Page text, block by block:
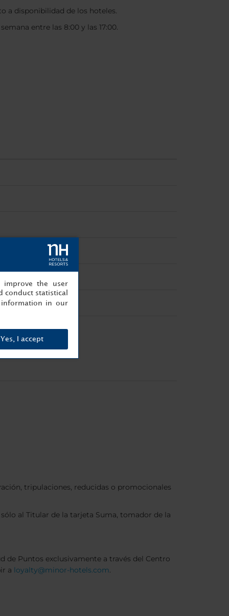
a disponibilidad de los hoteles.
entre las 8:00 y las 17:00.
tripulaciones, reducidas o promocionales
al Titular de la tarjeta Suma, tomador de la
de Puntos exclusivamente a través del Centro
a loyalty@minor-hotels.com.
the user
conduct statistical
in our
Yes, I accept